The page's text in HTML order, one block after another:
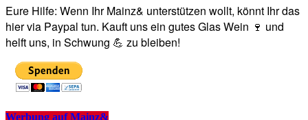
Eure Hilfe: Wenn Ihr Mainz& unterstützen wollt, könnt Ihr das
hier via Paypal tun. Kauft uns ein gutes Glas Wein 🍷 und
helft uns, in Schwung 💪 zu bleiben!
Werbung auf Mainz&